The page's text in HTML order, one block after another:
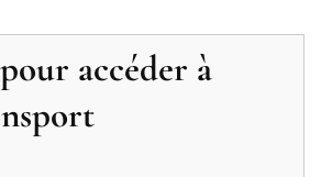
accéder à